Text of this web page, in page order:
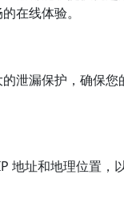
在线体验。
泄漏保护，确保您
地址和地理位置，